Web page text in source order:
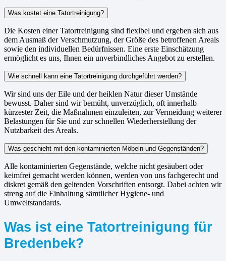
Was kostet eine Tatortreinigung?
Die Kosten einer Tatortreinigung sind flexibel und ergeben sich aus
dem Ausmaß der Verschmutzung, der Größe des betroffenen Areals
sowie den individuellen Bedürfnissen. Eine erste Einschätzung
ermöglicht es uns, Ihnen ein unverbindliches Angebot zu erstellen.
Wie schnell kann eine Tatortreinigung durchgeführt werden?
Wir sind uns der Eile und der heiklen Natur dieser Umstände
bewusst. Daher sind wir bemüht, unverzüglich, oft innerhalb
kürzester Zeit, die Maßnahmen einzuleiten, zur Vermeidung weiterer
Belastungen für Sie und zur schnellen Wiederherstellung der
Nutzbarkeit des Areals.
Was geschieht mit den kontaminierten Möbeln und Gegenständen?
Alle kontaminierten Gegenstände, welche nicht gesäubert oder
keimfrei gemacht werden können, werden von uns fachgerecht und
diskret gemäß den geltenden Vorschriften entsorgt. Dabei achten wir
streng auf die Einhaltung sämtlicher Hygiene- und
Umweltstandards.
Was ist eine Tatortreinigung für
Bredenbek?